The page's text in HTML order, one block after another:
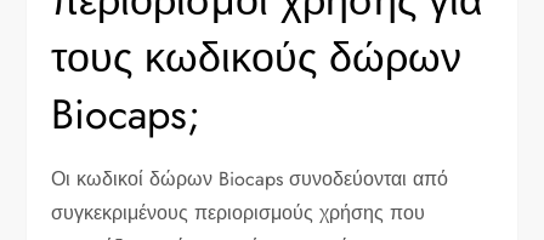
τους κωδικούς δώρων
Biocaps;
Οι κωδικοί δώρων Biocaps συνοδεύονται από
συγκεκριμένους περιορισμούς χρήσης που